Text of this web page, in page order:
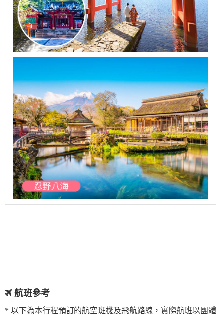
航班參考
* 以下為本行程預訂的航空班機及飛航路線，實際航班以團體